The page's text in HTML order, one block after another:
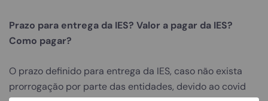
Prazo para entrega da IES? Valor a pagar da IES?
Como pagar?
O prazo definido para entrega da IES, caso não exista
prorrogação por parte das entidades, devido ao covid